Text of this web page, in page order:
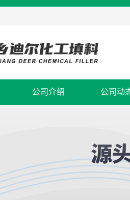
公司介绍 公司动